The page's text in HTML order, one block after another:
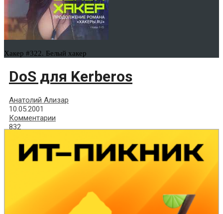
Хакер #322. Белый хакер
DoS для Kerberos
Анатолий Ализар
10.05.2001
Комментарии
832